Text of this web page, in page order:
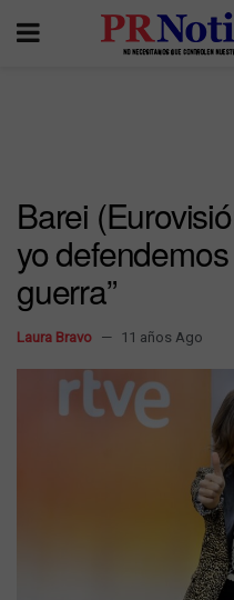
Barei
yo
guerra”
Laura Bravo 11 años Ago